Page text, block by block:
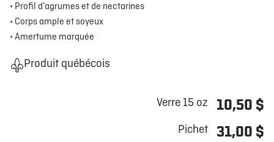
• Profil d’agrumes et de nectarines
• Corps ample et soyeux
• Amertume marquée
Produit québécois
Verre 15 oz 10,50 $
Pichet 31,00 $